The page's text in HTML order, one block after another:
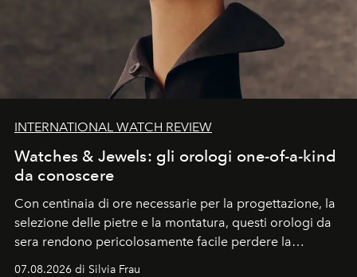
INTERNATIONAL WATCH REVIEW
Watches & Jewels: gli orologi one-of-a-kind
da conoscere
Con centinaia di ore necessarie per la progettazione, la
selezione delle pietre e la montatura, questi orologi da
sera rendono pericolosamente facile perdere la
cognizione del tempo. Ma con quadranti così
07.08.2026 di Silvia Frau